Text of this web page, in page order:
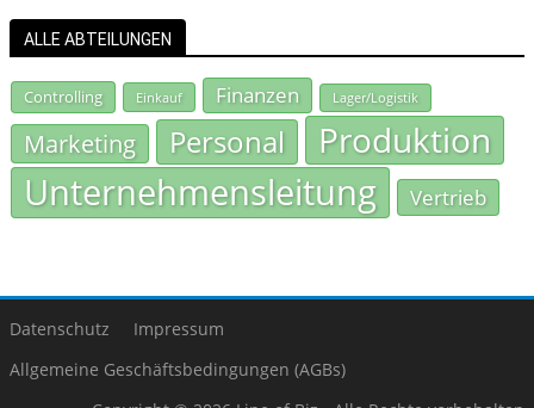
ALLE ABTEILUNGEN
Controlling Einkauf Finanzen Lager/Logistik
Marketing Personal Produktion
Unternehmensleitung Vertrieb
Datenschutz
Impressum
Allgemeine Geschäftsbedingungen (AGBs)